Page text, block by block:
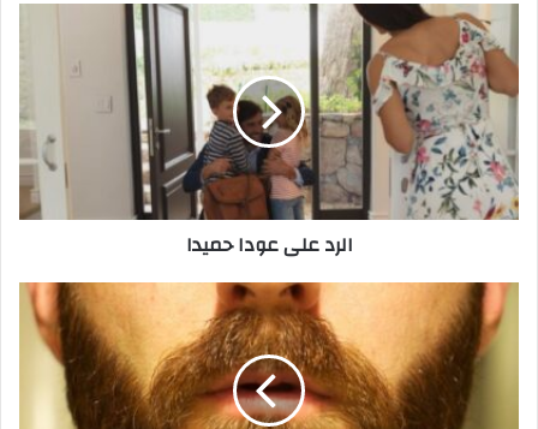
الرد على عودا حميدا